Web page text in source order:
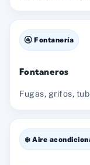
🚰 Fontanería
Fontaneros
Fugas, grifos,
❄️ Aire